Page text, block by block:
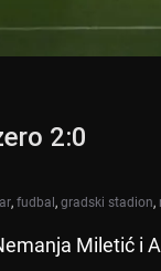
2:0
, fudbal , gradski stadion,
Miletić i